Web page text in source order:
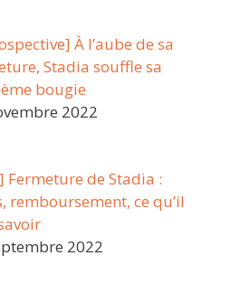
À l’aube de sa
Stadia souffle sa
bougie
2022
Fermeture de Stadia :
remboursement, ce qu’il
2022